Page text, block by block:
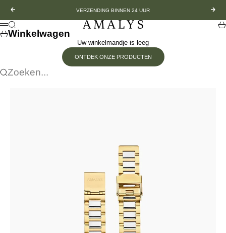
Vorige
VERZENDING BINNEN 24 UUR
Amalys
Menu
Zoeken
Winkelwagen
Uw winkelmandje is leeg
ONTDEK ONZE PRODUCTEN
Zoeken...